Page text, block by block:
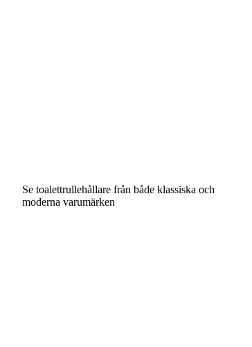
Se toalettrullehållare från både klassiska och
moderna varumärken